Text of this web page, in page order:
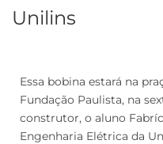
Unilins
Essa bobina estará na
Fundação Paulista, na
construtor, o aluno
Engenharia Elétrica da